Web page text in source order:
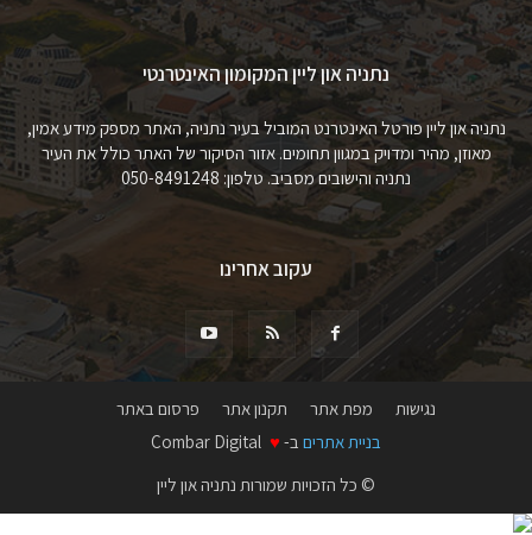
נתניה און ליין המקומון האינטרנטי
נתניה און ליין פורטל האינטרנט המוביל בעיר נתניה, האתר מספק מידע אמין,
מאוזן, מהיר ומדויק במגוון תחומים. אזור הסיקור של האתר כולל את העיר
נתניה והישובים מסביב. טלפון: 050-8491248
עקוב אחרינו
נגישות מפת אתר תקנון אתר
פרסום באתר
בניית אתרים ב- ♥
© כל הזכויות שמורות נתניה און ליין